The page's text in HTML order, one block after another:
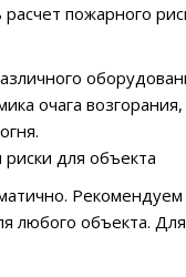
пожарного
очага
для объекта
любого объекта.